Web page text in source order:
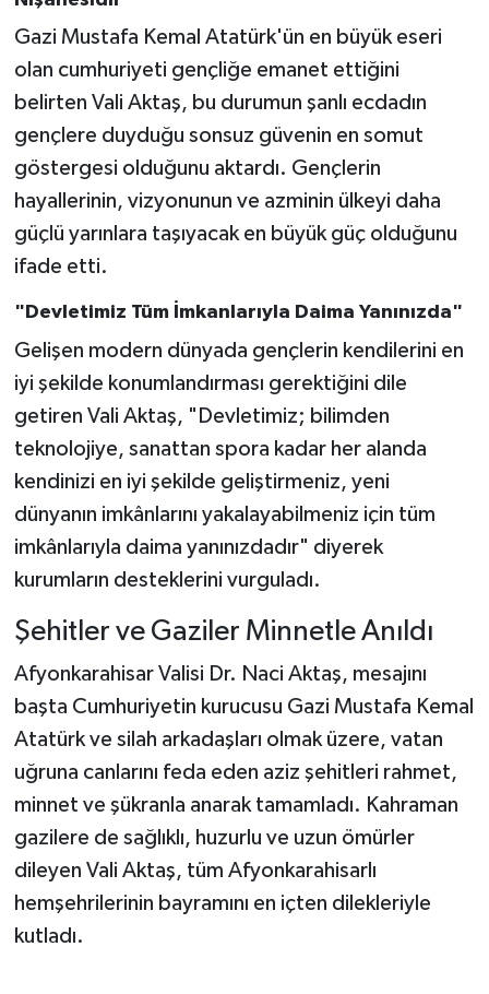
Gazi Mustafa Kemal Atatürk'ün en büyük eseri
olan cumhuriyeti gençliğe emanet ettiğini
belirten Vali Aktaş, bu durumun şanlı ecdadın
gençlere duyduğu sonsuz güvenin en somut
göstergesi olduğunu aktardı. Gençlerin
hayallerinin, vizyonunun ve azminin ülkeyi daha
güçlü yarınlara taşıyacak en büyük güç olduğunu
ifade etti.
"Devletimiz Tüm İmkanlarıyla Daima Yanınızda"
Gelişen modern dünyada gençlerin kendilerini en
iyi şekilde konumlandırması gerektiğini dile
getiren Vali Aktaş, "Devletimiz; bilimden
teknolojiye, sanattan spora kadar her alanda
kendinizi en iyi şekilde geliştirmeniz, yeni
dünyanın imkânlarını yakalayabilmeniz için tüm
imkânlarıyla daima yanınızdadır" diyerek
kurumların desteklerini vurguladı.
Şehitler ve Gaziler Minnetle Anıldı
Afyonkarahisar Valisi Dr. Naci Aktaş, mesajını
başta Cumhuriyetin kurucusu Gazi Mustafa Kemal
Atatürk ve silah arkadaşları olmak üzere, vatan
uğruna canlarını feda eden aziz şehitleri rahmet,
minnet ve şükranla anarak tamamladı. Kahraman
gazilere de sağlıklı, huzurlu ve uzun ömürler
dileyen Vali Aktaş, tüm Afyonkarahisarlı
hemşehrilerinin bayramını en içten dilekleriyle
kutladı.